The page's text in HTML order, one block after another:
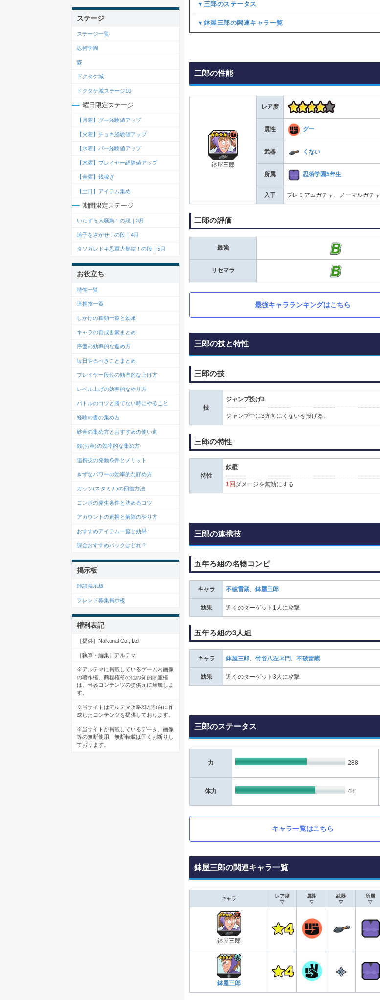
▼三郎のステータス
▼鉢屋三郎の関連キャラ一覧
三郎の性能
鉢屋三郎
レア度
属性 グー
武器 くない
所属 忍術学園5年生
入手 プレミアムガチャ、ノーマルガチャ
三郎の評価
最強
リセマラ
最強キャラランキングはこちら
三郎の技と特性
三郎の技
技
ジャンプ投げ3
ジャンプ中に3方向にくないを投げる。
三郎の特性
特性
鉄壁
1回ダメージを無効にする
三郎の連携技
五年ろ組の名物コンビ
キャラ 不破雷蔵 鉢屋三郎
効果 近くのターゲット1人に攻撃
五年ろ組の3人組
キャラ 鉢屋三郎、 竹谷八左ヱ門 、 不破雷蔵
効果 近くのターゲット3人に攻撃
三郎のステータス
力 288
体力 48
キャラ一覧はこちら
鉢屋三郎の関連キャラ一覧
キャラ
レア度
▽
属性
▽
武器
▽
所属
▽
鉢屋三郎
鉢屋三郎
ステージ
ステージ一覧
忍術学園
森
ドクタケ城
ドクタケ城ステージ10
曜日限定ステージ
【月曜】グー経験値アップ
【火曜】チョキ経験値アップ
【水曜】パー経験値アップ
【木曜】プレイヤー経験値アップ
【金曜】銭稼ぎ
【土日】アイテム集め
期間限定ステージ
いたずら大騒動！の段｜3月
迷子をさがせ！の段｜4月
タソガレドキ忍軍大集結！の段｜5月
お役立ち
特性一覧
連携技一覧
しかけの種類一覧と効果
キャラの育成要素まとめ
序盤の効率的な進め方
毎日やるべきことまとめ
プレイヤー段位の効率的な上げ方
レベル上げの効率的なやり方
バトルのコツと勝てない時にやること
経験の書の集め方
砂金の集め方とおすすめの使い道
銭(お金)の効率的な集め方
連携技の発動条件とメリット
きずなパワーの効率的な貯め方
ガッツ(スタミナ)の回復方法
コンボの発生条件と決めるコツ
アカウントの連携と解除のやり方
おすすめアイテム一覧と効果
課金おすすめパックはどれ？
掲示板
雑談掲示板
フレンド募集掲示板
権利表記
［提供］Nalkonal Co., Ltd
［執筆・編集］アルテマ
※アルテマに掲載しているゲーム内画像
の著作権、商標権その他の知的財産権
は、当該コンテンツの提供元に帰属しま
す。
※当サイトはアルテマ攻略班が独自に作
成したコンテンツを提供しております。
※当サイトが掲載しているデータ、画像
等の無断使用・無断転載は固くお断りし
ております。